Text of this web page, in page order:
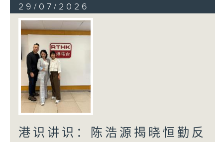
29/07/2026
港识讲识：陈浩源揭晓恒勤反